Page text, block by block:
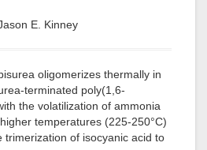
E. Kinney
oligomerizes thermally in
terminated poly(1,6-
the volatilization of ammonia
temperatures (225-250°C)
trimerization of isocyanic acid to